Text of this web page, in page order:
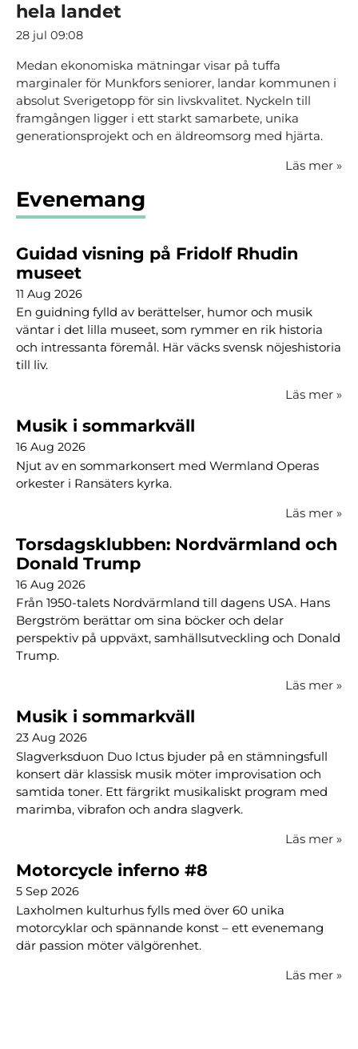
hela landet
28 jul 09:08
Medan ekonomiska mätningar visar på tuffa
marginaler för Munkfors seniorer, landar kommunen i
absolut Sverigetopp för sin livskvalitet. Nyckeln till
framgången ligger i ett starkt samarbete, unika
generationsprojekt och en äldreomsorg med hjärta.
Läs mer »
Evenemang
Guidad visning på Fridolf Rhudin
museet
11 Aug 2026
En guidning fylld av berättelser, humor och musik
väntar i det lilla museet, som rymmer en rik historia
och intressanta föremål. Här väcks svensk nöjeshistoria
till liv.
Läs mer »
Musik i sommarkväll
16 Aug 2026
Njut av en sommarkonsert med Wermland Operas
orkester i Ransäters kyrka.
Läs mer »
Torsdagsklubben: Nordvärmland och
Donald Trump
16 Aug 2026
Från 1950-talets Nordvärmland till dagens USA. Hans
Bergström berättar om sina böcker och delar
perspektiv på uppväxt, samhällsutveckling och Donald
Trump.
Läs mer »
Musik i sommarkväll
23 Aug 2026
Slagverksduon Duo Ictus bjuder på en stämningsfull
konsert där klassisk musik möter improvisation och
samtida toner. Ett färgrikt musikaliskt program med
marimba, vibrafon och andra slagverk.
Läs mer »
Motorcycle inferno #8
5 Sep 2026
Laxholmen kulturhus fylls med över 60 unika
motorcyklar och spännande konst – ett evenemang
där passion möter välgörenhet.
Läs mer »